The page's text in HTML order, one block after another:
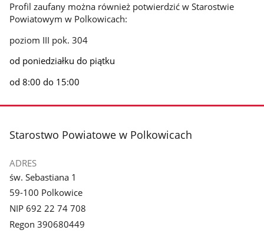
Profil zaufany można również potwierdzić w Starostwie
Powiatowym w Polkowicach:
poziom III pok. 304
od poniedziałku do piątku
od 8:00 do 15:00
stopka
Starostwo Powiatowe w Polkowicach
ADRES
św. Sebastiana 1
59-100 Polkowice
NIP 692 22 74 708
Regon 390680449